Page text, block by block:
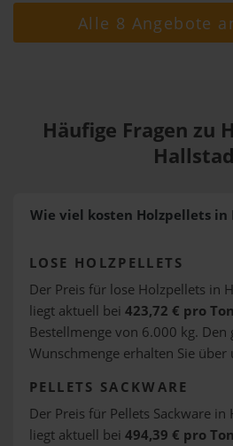
Alle 8 Angebote
Häufige Fragen zu
Wie viel kosten Holzpellets in
LOSE HOLZPELLETS
Der Preis für lose Holzpellets in
liegt aktuell bei 423,72 € pro
Bestellmenge von 6.000 kg. Den
Wunschmenge erhalten Sie über
PELLETS SACKWARE
Der Preis für Pellets Sackware in
liegt aktuell bei 494,39 € pro